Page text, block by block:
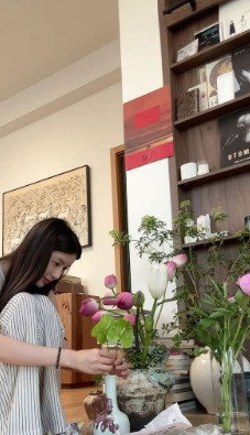
VNPT nắm giữ
Viettel Global
Nắm trong tay
MWG chỉ ngang
Khám xét ngôi
5 thỏi vàng giấu